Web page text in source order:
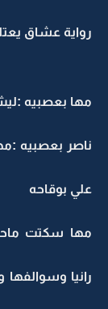
رواية عشاق
مها بعصبيه
ناصر بعصبيه
علي بوقاحه
مها سكتت
رانيا